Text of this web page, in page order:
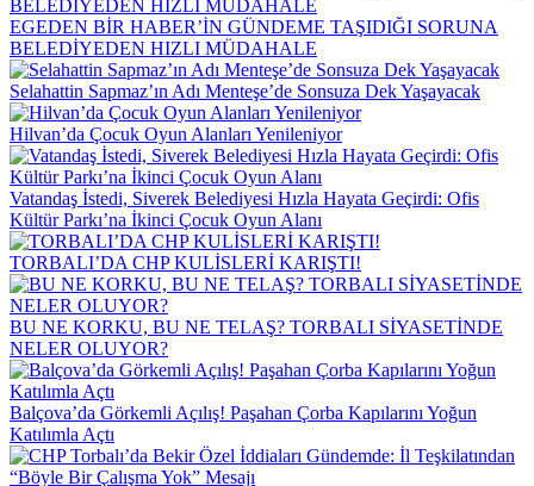
EGEDEN BİR HABER’İN GÜNDEME TAŞIDIĞI SORUNA
BELEDİYEDEN HIZLI MÜDAHALE
Selahattin Sapmaz’ın Adı Menteşe’de Sonsuza Dek Yaşayacak
Hilvan’da Çocuk Oyun Alanları Yenileniyor
Vatandaş İstedi, Siverek Belediyesi Hızla Hayata Geçirdi: Ofis
Kültür Parkı’na İkinci Çocuk Oyun Alanı
TORBALI’DA CHP KULİSLERİ KARIŞTI!
BU NE KORKU, BU NE TELAŞ? TORBALI SİYASETİNDE
NELER OLUYOR?
Balçova’da Görkemli Açılış! Paşahan Çorba Kapılarını Yoğun
Katılımla Açtı